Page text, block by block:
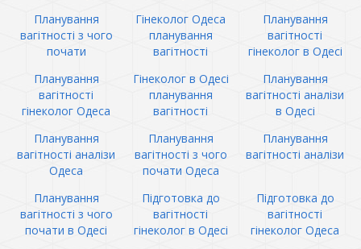
Планування
вагітності з чого
почати
Гінеколог Одеса
планування
вагітності
Планування
вагітності
гінеколог в Одесі
Планування
вагітності
гінеколог Одеса
Гінеколог в Одесі
планування
вагітності
Планування
вагітності аналізи
в Одесі
Планування
вагітності аналізи
Одеса
Планування
вагітності з чого
почати Одеса
Планування
вагітності аналізи
Планування
вагітності з чого
почати в Одесі
Підготовка до
вагітності
гінеколог в Одесі
Підготовка до
вагітності
гінеколог Одеса